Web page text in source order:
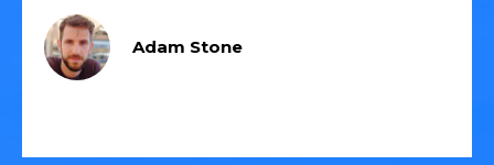
Adam Stone